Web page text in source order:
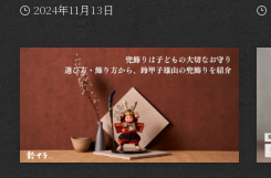
2024年11月13日